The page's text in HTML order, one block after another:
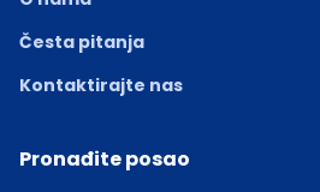
Česta pitanja
Kontaktirajte nas
Pronađite posao